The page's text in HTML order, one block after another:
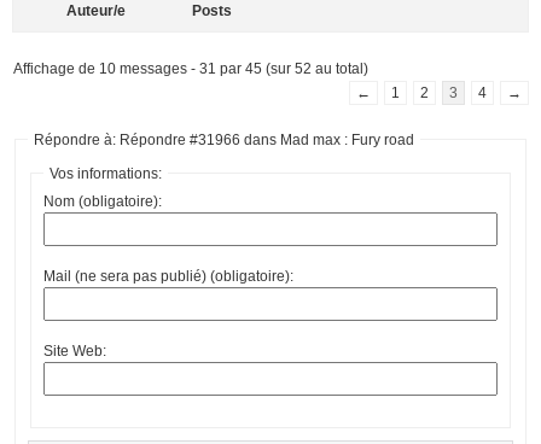
Auteur/e Posts
Affichage de 10 messages - 31 par 45 (sur 52 au total)
←
1 2 3 4 →
Répondre à: Répondre #31966 dans Mad max : Fury road
Vos informations:
Nom (obligatoire):
Mail (ne sera pas publié) (obligatoire):
Site Web: